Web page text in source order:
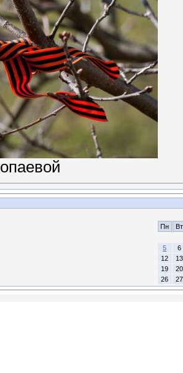
Пн Вт
5
6
12
13
19
20
26
27